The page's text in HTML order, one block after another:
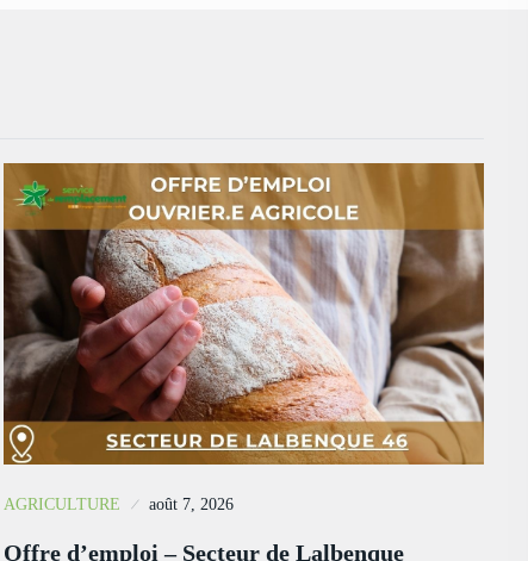
AGRICULTURE août 7, 2026
Offre d’emploi – Secteur de Lalbenque